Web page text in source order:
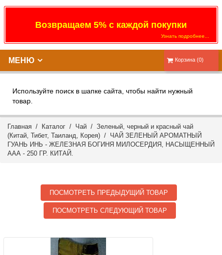
Возвращаем 5% с каждой покупки
Узнать подробнее...
Корзина (0)
МЕНЮ
Используйте поиск в шапке сайта, чтобы найти нужный
товар.
Главная / Каталог / Чай / Зеленый, черный и красный чай
(Китай, Тибет, Таиланд, Корея) / ЧАЙ ЗЕЛЕНЫЙ АРОМАТНЫЙ
ГУАНЬ ИНЬ - ЖЕЛЕЗНАЯ БОГИНЯ МИЛОСЕРДИЯ, НАСЫЩЕННЫЙ
ААА - 250 ГР. КИТАЙ.
ПОСМОТРЕТЬ ПРЕДЫДУЩИЙ ТОВАР
ПОСМОТРЕТЬ СЛЕДУЮЩИЙ ТОВАР